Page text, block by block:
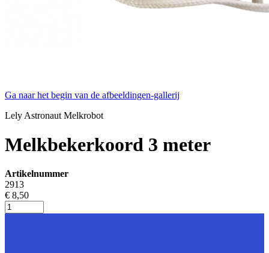
Ga naar het begin van de afbeeldingen-gallerij
Lely Astronaut Melkrobot
Melkbekerkoord 3 meter
Artikelnummer
2913
€ 8,50